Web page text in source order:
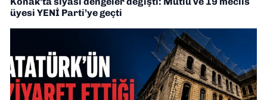
üyesi YENİ Parti’ye geçti